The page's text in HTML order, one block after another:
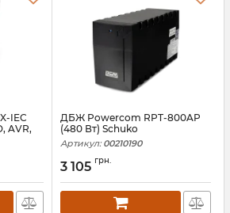
IEC
AVR,
ДБЖ Powercom RPT-800AP
(480 Вт) Schuko
Артикул: 00210190
3 105 грн.